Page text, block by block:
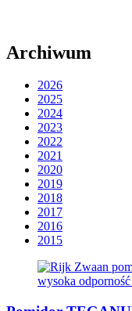
Archiwum
2026
2025
2024
2023
2022
2021
2020
2019
2018
2017
2016
2015